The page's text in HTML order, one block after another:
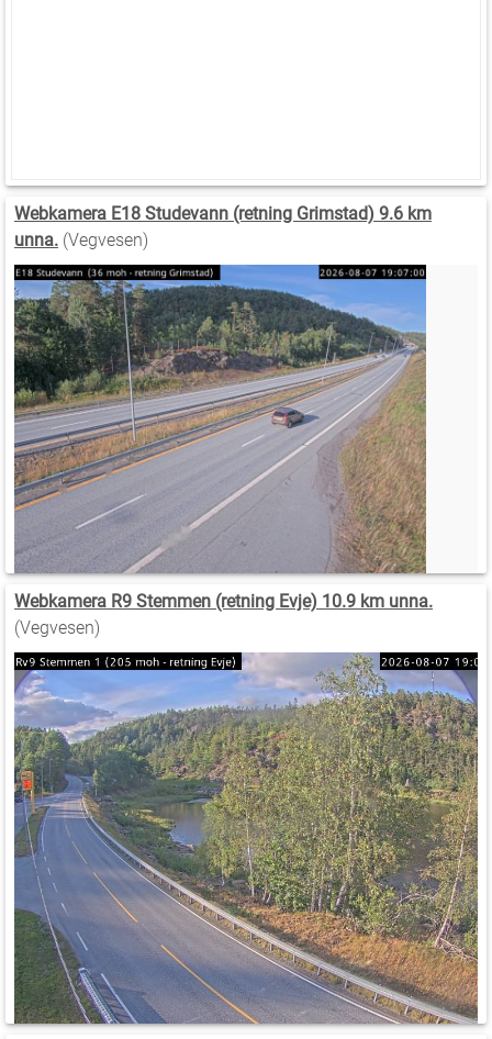
Webkamera E18 Studevann (retning Grimstad) 9.6 km
unna. (Vegvesen)
Webkamera R9 Stemmen (retning Evje) 10.9 km unna.
(Vegvesen)